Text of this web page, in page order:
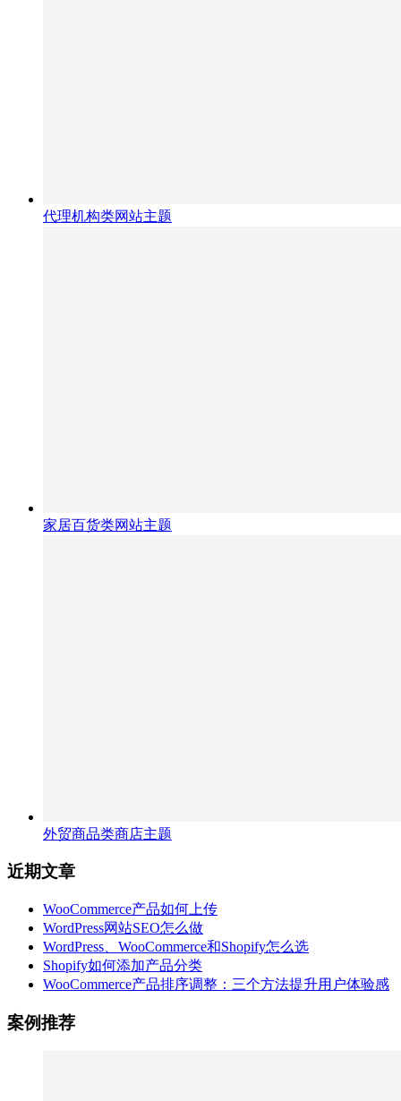
代理机构类网站主题
家居百货类网站主题
外贸商品类商店主题
近期文章
WooCommerce产品如何上传
WordPress网站SEO怎么做
WordPress、WooCommerce和Shopify怎么选
Shopify如何添加产品分类
WooCommerce产品排序调整：三个方法提升用户体验感
案例推荐